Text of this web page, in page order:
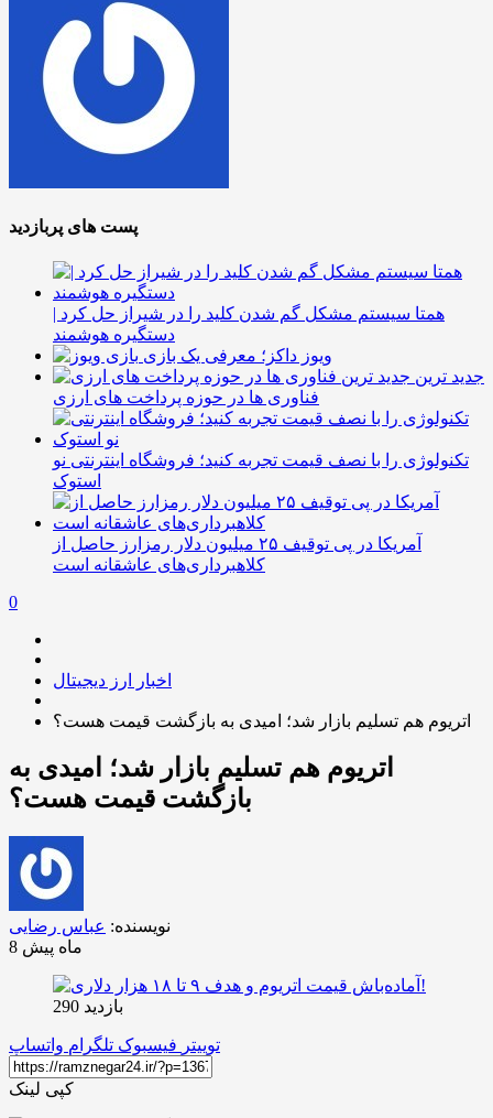
پست های پربازدید
همتا سیستم مشکل گم شدن کلید را در شیراز حل کرد |
دستگیره هوشمند
ویوز داکز؛ معرفی یک بازی
جدید ترین
فناوری ها در حوزه پرداخت های ارزی
تکنولوژی را با نصف قیمت تجربه کنید؛ فروشگاه اینترنتی نو
استوک
آمریکا در پی توقیف ۲۵ میلیون دلار رمزارز حاصل از
کلاهبرداری‌های عاشقانه است
0
اخبار ارز دیجیتال
اتریوم هم تسلیم بازار شد؛ امیدی به بازگشت قیمت هست؟
اتریوم هم تسلیم بازار شد؛ امیدی به
بازگشت قیمت هست؟
نویسنده: عباس رضایی
8 ماه پیش
بازدید 290
توییتر فیسبوک تلگرام واتساپ
کپی لینک